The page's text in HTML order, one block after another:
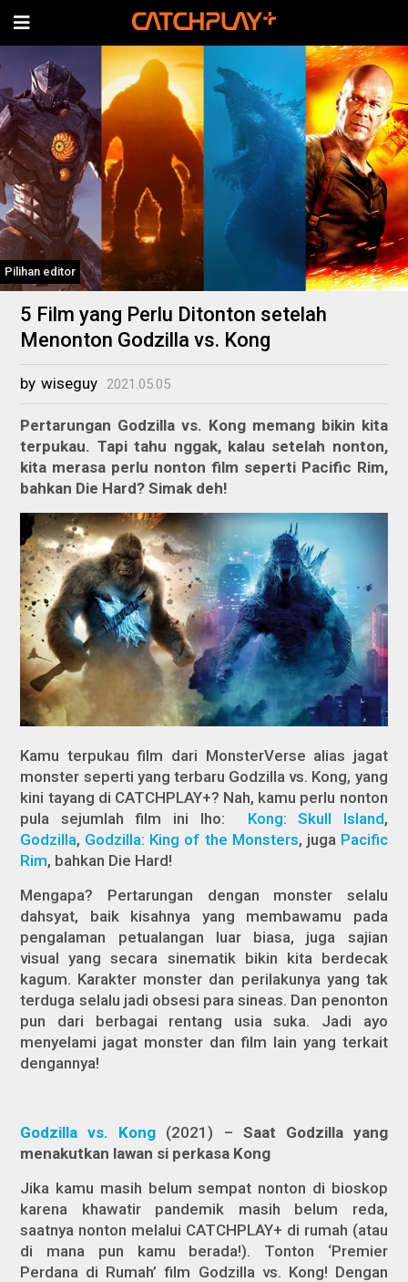
Pilihan editor
5 Film yang Perlu Ditonton setelah
Menonton Godzilla vs. Kong
by wiseguy 2021.05.05
Pertarungan Godzilla vs. Kong memang bikin kita
terpukau. Tapi tahu nggak, kalau setelah nonton,
kita merasa perlu nonton film seperti Pacific Rim,
bahkan Die Hard? Simak deh!
Kamu terpukau film dari MonsterVerse alias jagat
monster seperti yang terbaru Godzilla vs. Kong, yang
kini tayang di CATCHPLAY+? Nah, kamu perlu nonton
pula sejumlah film ini lho: Kong: Skull Island,
Godzilla, Godzilla: King of the Monsters, juga Pacific
Rim, bahkan Die Hard!
Mengapa? Pertarungan dengan monster selalu
dahsyat, baik kisahnya yang membawamu pada
pengalaman petualangan luar biasa, juga sajian
visual yang secara sinematik bikin kita berdecak
kagum. Karakter monster dan perilakunya yang tak
terduga selalu jadi obsesi para sineas. Dan penonton
pun dari berbagai rentang usia suka. Jadi ayo
menyelami jagat monster dan film lain yang terkait
dengannya!
Godzilla vs. Kong (2021) – Saat Godzilla yang
menakutkan lawan si perkasa Kong
Jika kamu masih belum sempat nonton di bioskop
karena khawatir pandemik masih belum reda,
saatnya nonton melalui CATCHPLAY+ di rumah (atau
di mana pun kamu berada!). Tonton ‘Premier
Perdana di Rumah’ film Godzilla vs. Kong! Dengan